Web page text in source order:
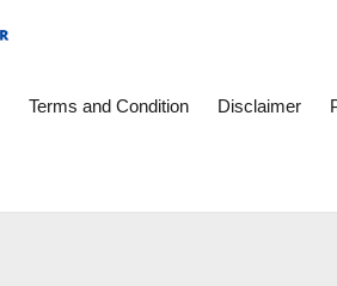
Terms and Condition Disclaimer